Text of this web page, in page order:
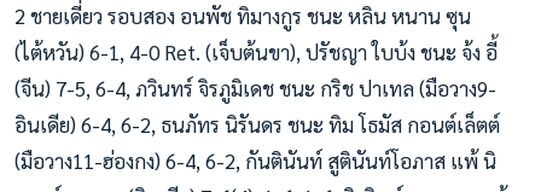
2 ชายเดี่ยว รอบสอง อนพัช ทิมางกูร ชนะ หลิน หนาน ซุน
(ไต้หวัน) 6-1, 4-0 Ret. (เจ็บต้นขา), ปรัชญา ใบบ้ง ชนะ จ้ง อี้
(จีน) 7-5, 6-4, ภวินทร์ จิรภูมิเดช ชนะ กริช ปาเทล (มือวาง9-
อินเดีย) 6-4, 6-2, ธนภัทร นิรันดร ชนะ ทิม โธมัส กอนต์เล็ตต์
(มือวาง11-ฮ่องกง) 6-4, 6-2, กันตินันท์ สูตินันท์โอภาส แพ้ นิ